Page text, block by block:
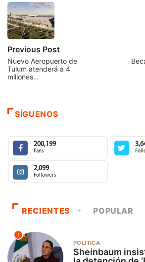
Previous Post
Nuevo Aeropuerto de
Tulum atenderá a 4
millones…
SÍGUENOS
200,199
Fans
2,099
Followers
RECIENTES POPULAR
1
POLÍTICA
Sheinbaum